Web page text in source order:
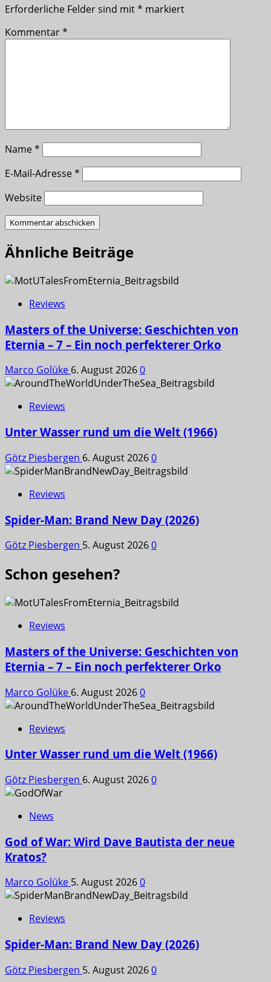
Erforderliche Felder sind mit* markiert
Kommentar*
Name*
E-Mail-Adresse*
Website
Ähnliche Beiträge
Reviews
Masters of the Universe: Geschichten von
Eternia – 7 – Ein noch perfekterer Orko
Marco Golüke 6. August 20260
Reviews
Unter Wasser rund um die Welt (1966)
Götz Piesbergen 6. August 20260
Reviews
Spider-Man: Brand New Day (2026)
Götz Piesbergen 5. August 20260
Schon gesehen?
Reviews
Masters of the Universe: Geschichten von
Eternia – 7 – Ein noch perfekterer Orko
Marco Golüke 6. August 20260
Reviews
Unter Wasser rund um die Welt (1966)
Götz Piesbergen 6. August 20260
News
God of War: Wird Dave Bautista der neue
Kratos?
Marco Golüke 5. August 20260
Reviews
Spider-Man: Brand New Day (2026)
Götz Piesbergen 5. August 20260